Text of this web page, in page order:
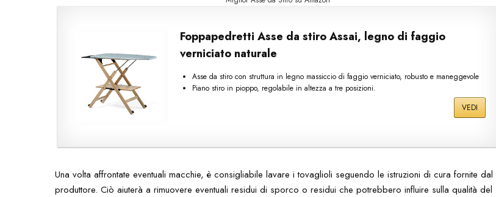
Foppapedretti Asse da stiro Assai, legno di faggio
verniciato naturale
Asse da stiro con struttura in legno massiccio di faggio verniciato, robusto e maneggevole
Piano stiro in pioppo, regolabile in altezza a tre posizioni.
VEDI
Una volta affrontate eventuali macchie, è consigliabile lavare i tovaglioli seguendo le istruzioni di cura fornite dal
produttore. Ciò aiuterà a rimuovere eventuali residui di sporco o residui che potrebbero influire sulla qualità del